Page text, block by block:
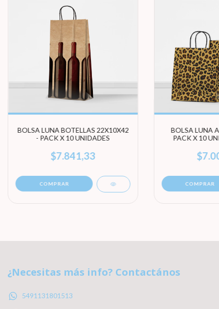
BOLSA LUNA BOTELLAS 22X10X42
- PACK X 10 UNIDADES
$7.841,33
COMPRAR
BOLSA LUNA
PACK X 10
COMPRAR
¿Necesitas más info? Contactános
5491131801513